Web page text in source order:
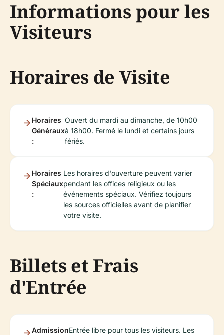
Informations pour les
Visiteurs
Horaires de Visite
Horaires
Généraux
:
Ouvert du mardi au dimanche, de 10h00
à 18h00. Fermé le lundi et certains jours
fériés.
Horaires
Spéciaux
:
Les horaires d'ouverture peuvent varier
pendant les offices religieux ou les
événements spéciaux. Vérifiez toujours
les sources officielles avant de planifier
votre visite.
Billets et Frais
d'Entrée
AdmissionEntrée libre pour tous les visiteurs. Les